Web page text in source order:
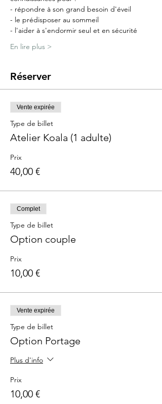
- répondre à son grand besoin d'éveil
- le prédisposer au sommeil
- l'aider à s'endormir seul et en sécurité​
En lire plus >
Réserver
Vente expirée
Type de billet
Atelier Koala (1 adulte)
Prix
40,00 €
Complet
Type de billet
Option couple
Prix
10,00 €
Vente expirée
Type de billet
Option Portage
Plus d'info
Prix
10,00 €